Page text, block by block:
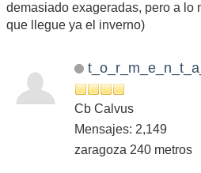
demasiado exageradas, pero a lo
que llegue ya el inverno)
Cb Calvus
Mensajes: 2,149
zaragoza 240 metros